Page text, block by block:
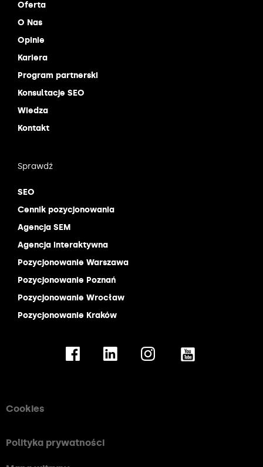
Oferta
O Nas
Opinie
Kariera
Program partnerski
Konsultacje SEO
Wiedza
Kontakt
Sprawdź
SEO
Cennik pozycjonowania
Agencja SEM
Agencja interaktywna
Pozycjonowanie Warszawa
Pozycjonowanie Poznań
Pozycjonowanie Wrocław
Pozycjonowanie Kraków
Cookies
Polityka prywatności